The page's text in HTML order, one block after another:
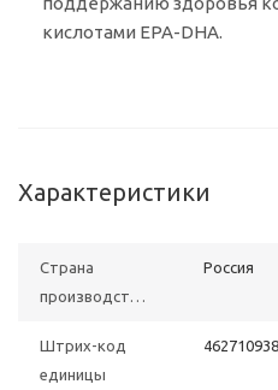
кислотами EPA-DHA.
Характеристики
Страна
производства
Poccия
Штрих-код
единицы